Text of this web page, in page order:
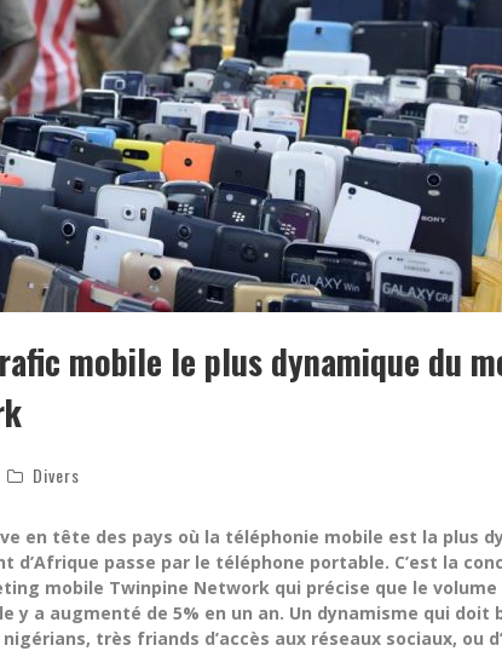
mobile le plus dynamique du
Divers
en tête des pays où la téléphonie mobile est la plus
passe par le téléphone portable. C’est la
mobile Twinpine Network qui précise que le
y a augmenté de 5% en un an. Un dynamisme qui doit
très friands d’accès aux réseaux sociaux, ou